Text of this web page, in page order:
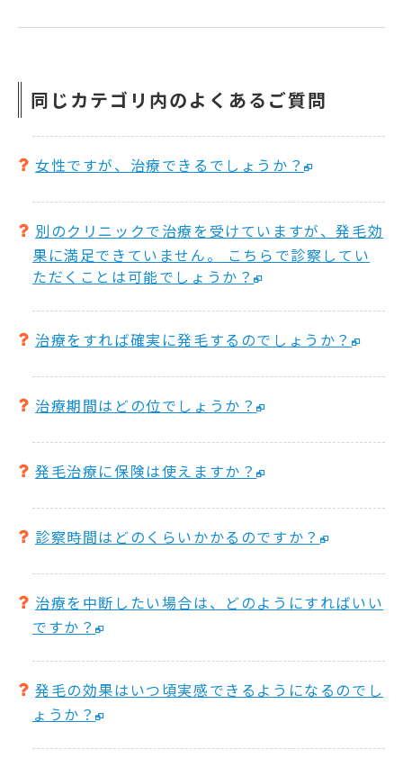
同じカテゴリ内のよくあるご質問
女性ですが、治療できるでしょうか？
別のクリニックで治療を受けていますが、発毛効
果に満足できていません。 こちらで診察してい
ただくことは可能でしょうか？
治療をすれば確実に発毛するのでしょうか？
治療期間はどの位でしょうか？
発毛治療に保険は使えますか？
診察時間はどのくらいかかるのですか？
治療を中断したい場合は、どのようにすればいい
ですか？
発毛の効果はいつ頃実感できるようになるのでし
ょうか？